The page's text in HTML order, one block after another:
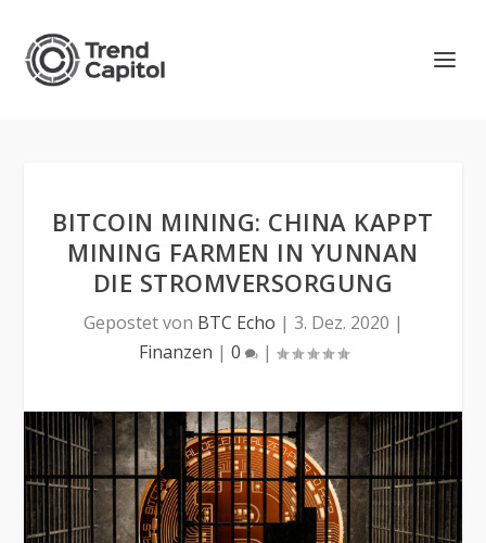
BITCOIN MINING: CHINA KAPPT
MINING FARMEN IN YUNNAN
DIE STROMVERSORGUNG
Gepostet von BTC Echo | 3. Dez. 2020 |
Finanzen | 0 |